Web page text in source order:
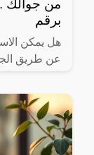
من جوالك
برقم
هل يمكن
عن طريق
التفاصيل